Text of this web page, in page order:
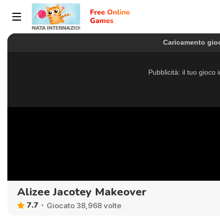
Alizee Jacotey Makeover
7.7 Giocato 38,968 volte